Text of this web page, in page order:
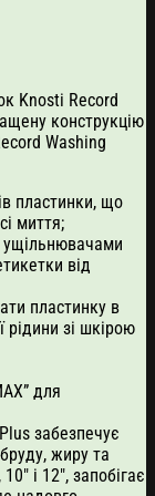
Knosti Record
конструкцію
Washing
пластинки, що
миття;
ущільнювачами
від
пластинку в
зі шкірою
для
забезпечує
жиру та
і 12″, запобігає